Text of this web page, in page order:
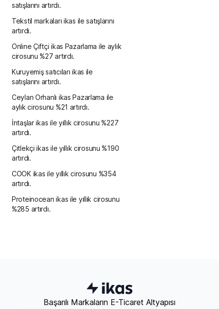
satışlarını artırdı.
Tekstil markaları ikas ile satışlarını
artırdı.
Online Çiftçi ikas Pazarlama ile aylık
cirosunu %27 artırdı.
Kuruyemiş satıcıları ikas ile
satışlarını artırdı.
Ceylan Orhanlı ikas Pazarlama ile
aylık cirosunu %21 artırdı.
İntaşlar ikas ile yıllık cirosunu %227
artırdı.
Çitlekçi ikas ile yıllık cirosunu %190
artırdı.
COOK ikas ile yıllık cirosunu %354
artırdı.
Proteinocean ikas ile yıllık cirosunu
%285 artırdı.
Başarılı Markaların E-Ticaret Altyapısı